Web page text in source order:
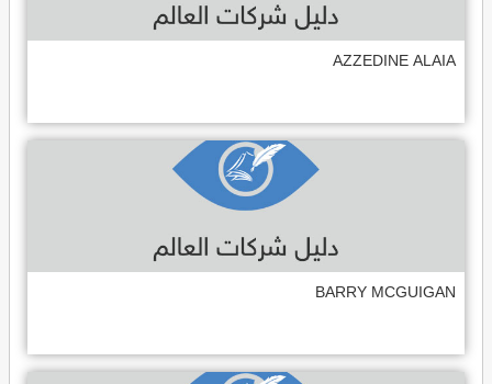
AZZEDINE ALAIA
BARRY MCGUIGAN